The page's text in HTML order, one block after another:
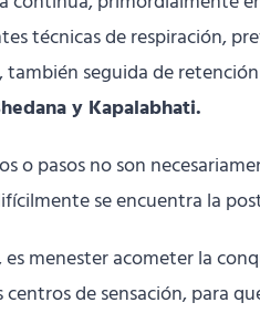
técnicas de respiración,
también seguida de
y Kapalabhati.
pasos no son
se encuentra la
menester acometer la
de sensación, para